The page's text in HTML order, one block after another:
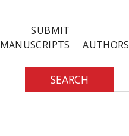
AUTHORS
SUBMIT
MANUSCRIPTS
SEARCH